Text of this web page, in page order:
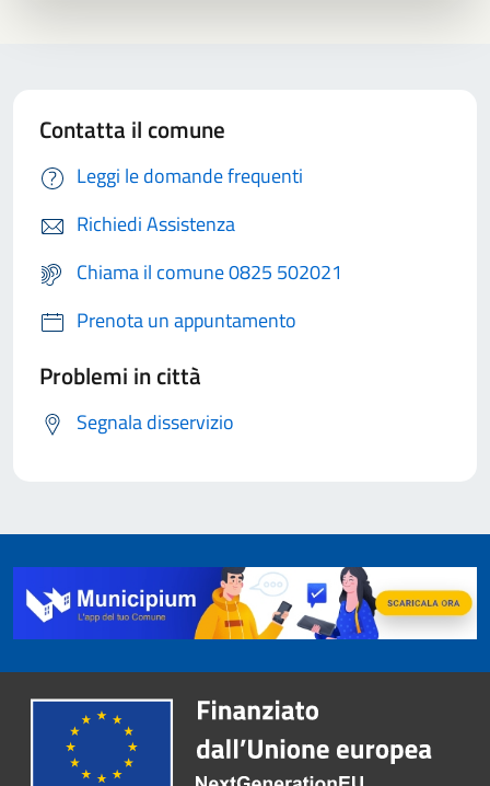
Contatta il comune
Leggi le domande frequenti
Richiedi Assistenza
Chiama il comune 0825 502021
Prenota un appuntamento
Problemi in città
Segnala disservizio